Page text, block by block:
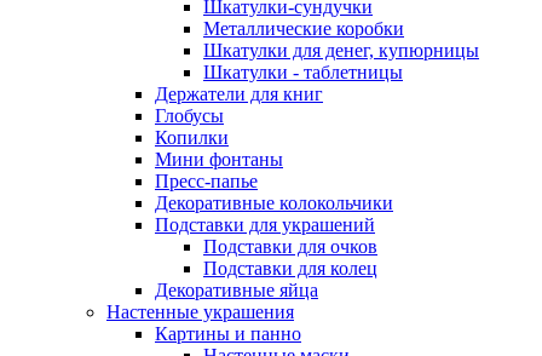
Шкатулки-сундучки
Металлические коробки
Шкатулки для денег, купюрницы
Шкатулки - таблетницы
Держатели для книг
Глобусы
Копилки
Мини фонтаны
Пресс-папье
Декоративные колокольчики
Подставки для украшений
Подставки для очков
Подставки для колец
Декоративные яйца
Настенные украшения
Картины и панно